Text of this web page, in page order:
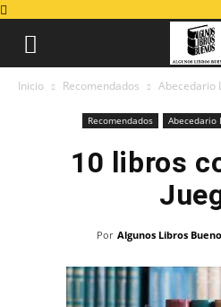
Inicio Recomendados Abecedario
Recomendados Abecedario
10 libros
Por Algunos Libros